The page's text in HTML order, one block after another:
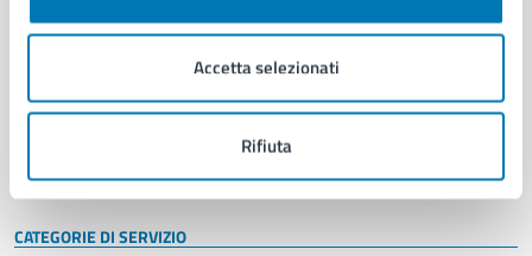
Accetta selezionati
Rifiuta
Enti e fondazioni
Personale amministrativo
Intranet, posta aziendale e protocollo
CATEGORIE DI SERVIZIO